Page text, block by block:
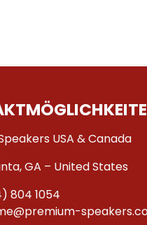
USA & Canada
GA – United States
804 1054